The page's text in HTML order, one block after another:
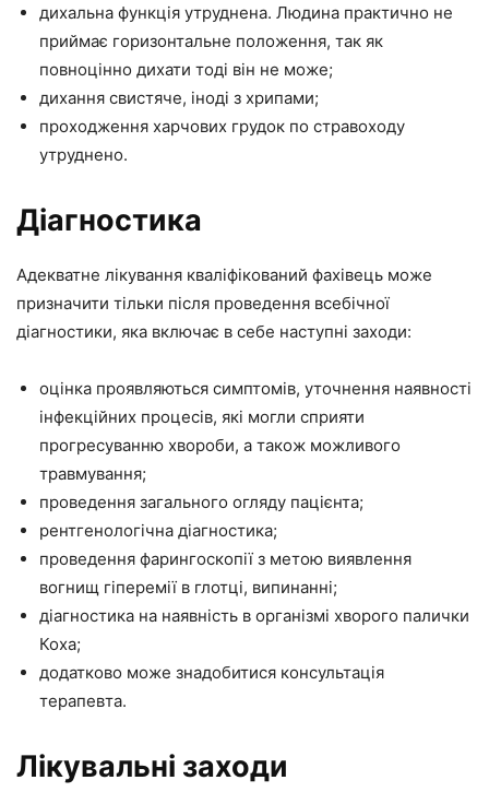
дихальна функція утруднена. Людина практично не
приймає горизонтальне положення, так як
повноцінно дихати тоді він не може;
дихання свистяче, іноді з хрипами;
проходження харчових грудок по стравоходу
утруднено.
Діагностика
Адекватне лікування кваліфікований фахівець може
призначити тільки після проведення всебічної
діагностики, яка включає в себе наступні заходи:
оцінка проявляються симптомів, уточнення наявності
інфекційних процесів, які могли сприяти
прогресуванню хвороби, а також можливого
травмування;
проведення загального огляду пацієнта;
рентгенологічна діагностика;
проведення фарингоскопії з метою виявлення
вогнищ гіперемії в глотці, випинанні;
діагностика на наявність в організмі хворого палички
Коха;
додатково може знадобитися консультація
терапевта.
Лікувальні заходи